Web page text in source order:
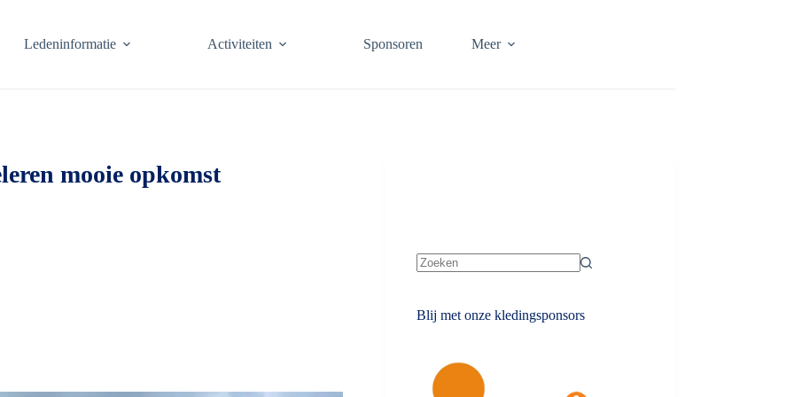
Ledeninformatie Activiteiten Sponsoren Meer
mooie opkomst
Blij met onze kledingsponsors